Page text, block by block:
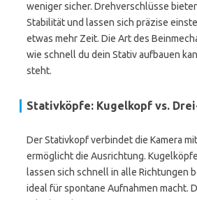
weniger sicher. Drehverschlüsse
Stabilität und lassen sich präzise
etwas mehr Zeit. Die Art des
wie schnell du dein Stativ aufbauen
steht.
Stativköpfe: Kugelkopf vs.
Der Stativkopf verbindet die Kamera
ermöglicht die Ausrichtung.
lassen sich schnell in alle Richtungen
ideal für spontane Aufnahmen macht.